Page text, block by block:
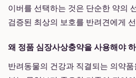
이버를 선택하는 것은 단순한 약의
검증된 최상의 보호를 반려견에게
왜 정품 심장사상충약을 사용해야
반려동물의 건강과 직결되는 의약